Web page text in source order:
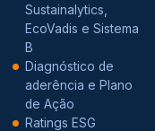
Sustainalytics,
EcoVadis e Sistema
B
Diagnóstico de
aderência e Plano
de Ação
Ratings ESG